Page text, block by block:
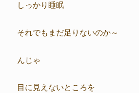
しっかり睡眠
それでもまだ足りないのか～
んじゃ
目に見えないところを